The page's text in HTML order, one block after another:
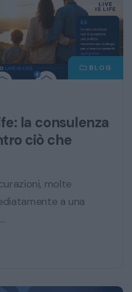
BLOG
la consulenza
ciò che
molte
a una